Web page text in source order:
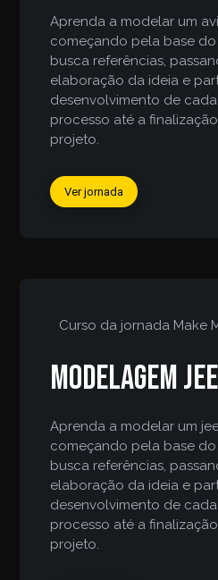
Aprenda a modelar um
começando pela base
busca referências,
elaboração da ideia e
desenvolvimento de
processo até a
projeto.
Ver jornada
Curso da jornada Make
Modelagem
Aprenda a modelar um
começando pela base
busca referências,
elaboração da ideia e
desenvolvimento de
processo até a
projeto.